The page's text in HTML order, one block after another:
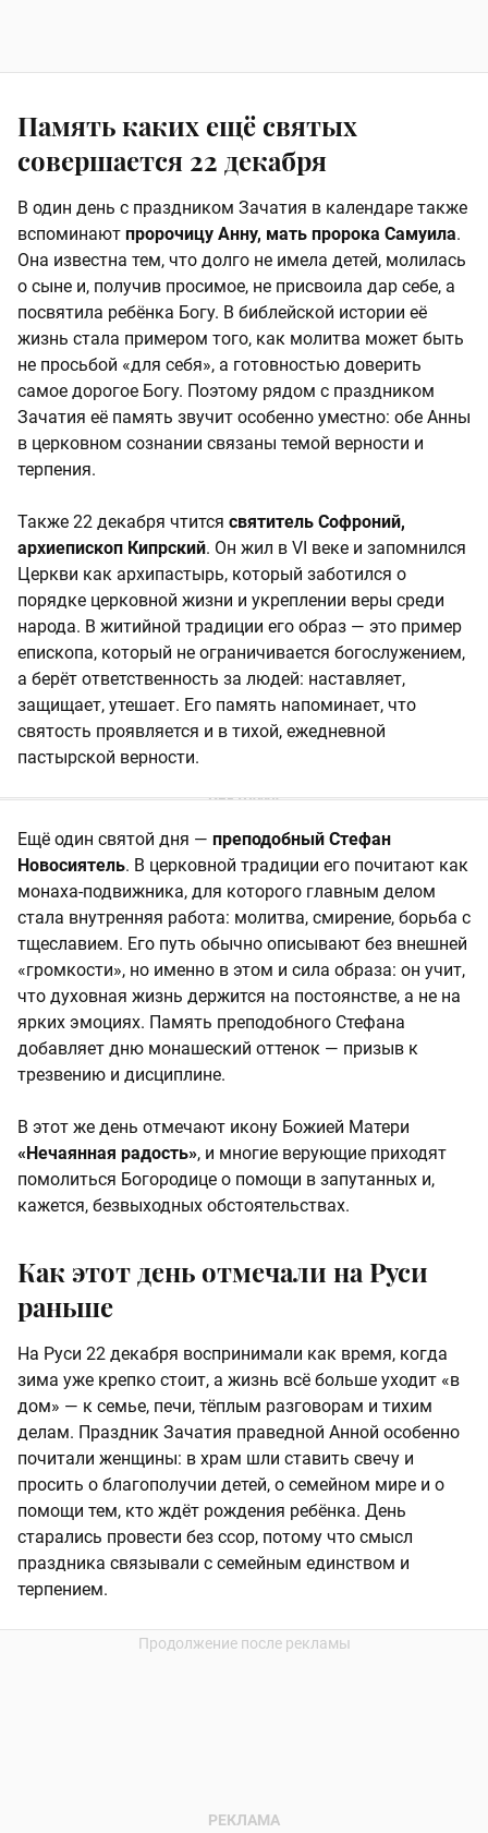
Память каких ещё святых
совершается 22 декабря
В один день с праздником Зачатия в календаре также
вспоминают пророчицу Анну, мать пророка Самуила.
Она известна тем, что долго не имела детей, молилась
о сыне и, получив просимое, не присвоила дар себе, а
посвятила ребёнка Богу. В библейской истории её
жизнь стала примером того, как молитва может быть
не просьбой «для себя», а готовностью доверить
самое дорогое Богу. Поэтому рядом с праздником
Зачатия её память звучит особенно уместно: обе Анны
в церковном сознании связаны темой верности и
терпения.
Также 22 декабря чтится святитель Софроний,
архиепископ Кипрский. Он жил в VI веке и запомнился
Церкви как архипастырь, который заботился о
порядке церковной жизни и укреплении веры среди
народа. В житийной традиции его образ — это пример
епископа, который не ограничивается богослужением,
а берёт ответственность за людей: наставляет,
защищает, утешает. Его память напоминает, что
святость проявляется и в тихой, ежедневной
пастырской верности.
Ещё один святой дня — преподобный Стефан
Новосиятель. В церковной традиции его почитают как
монаха-подвижника, для которого главным делом
стала внутренняя работа: молитва, смирение, борьба с
тщеславием. Его путь обычно описывают без внешней
«громкости», но именно в этом и сила образа: он учит,
что духовная жизнь держится на постоянстве, а не на
ярких эмоциях. Память преподобного Стефана
добавляет дню монашеский оттенок — призыв к
трезвению и дисциплине.
В этот же день отмечают икону Божией Матери
«Нечаянная радость», и многие верующие приходят
помолиться Богородице о помощи в запутанных и,
кажется, безвыходных обстоятельствах.
Как этот день отмечали на Руси
раньше
На Руси 22 декабря воспринимали как время, когда
зима уже крепко стоит, а жизнь всё больше уходит «в
дом» — к семье, печи, тёплым разговорам и тихим
делам. Праздник Зачатия праведной Анной особенно
почитали женщины: в храм шли ставить свечу и
просить о благополучии детей, о семейном мире и о
помощи тем, кто ждёт рождения ребёнка. День
старались провести без ссор, потому что смысл
праздника связывали с семейным единством и
терпением.